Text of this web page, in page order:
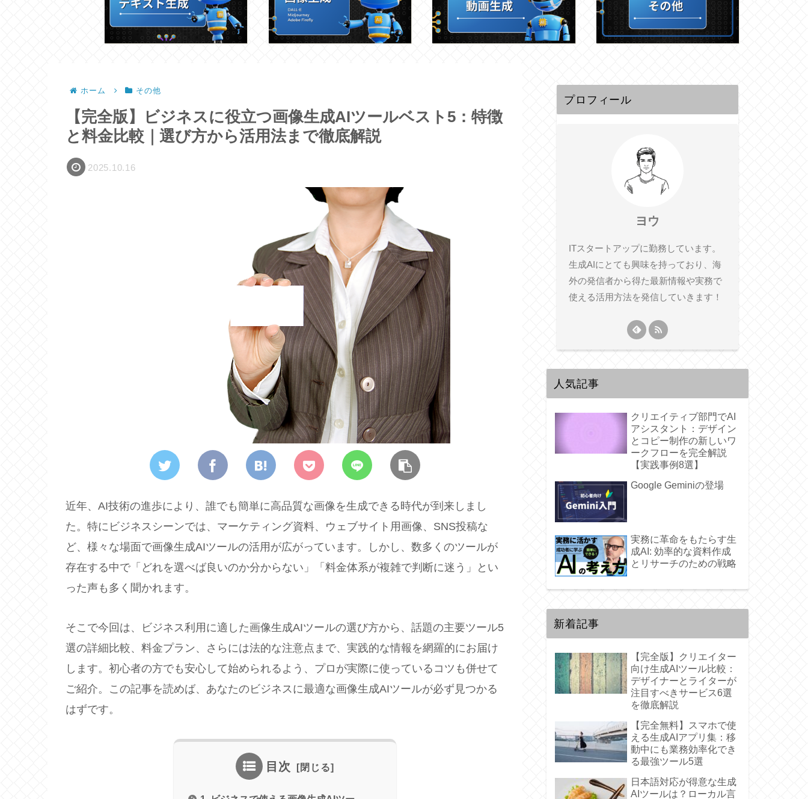
ホーム その他
【完全版】ビジネスに役立つ画像生成AIツールベスト5：特徴
と料金比較｜選び方から活用法まで徹底解説
2025.10.16
近年、AI技術の進歩により、誰でも簡単に高品質な画像を生成できる時代が到来しまし
た。特にビジネスシーンでは、マーケティング資料、ウェブサイト用画像、SNS投稿な
ど、様々な場面で画像生成AIツールの活用が広がっています。しかし、数多くのツールが
存在する中で「どれを選べば良いのか分からない」「料金体系が複雑で判断に迷う」とい
った声も多く聞かれます。
そこで今回は、ビジネス利用に適した画像生成AIツールの選び方から、話題の主要ツール5
選の詳細比較、料金プラン、さらには法的な注意点まで、実践的な情報を網羅的にお届け
します。初心者の方でも安心して始められるよう、プロが実際に使っているコツも併せて
ご紹介。この記事を読めば、あなたのビジネスに最適な画像生成AIツールが必ず見つかる
はずです。
目次
プロフィール
ヨウ
ITスタートアップに勤務しています。
生成AIにとても興味を持っており、海
外の発信者から得た最新情報や実務で
使える活用方法を発信していきます！
人気記事
クリエイティブ部門でAI
アシスタント：デザイン
とコピー制作の新しいワ
ークフローを完全解説
【実践事例8選】
Google Geminiの登場
実務に革命をもたらす生
成AI: 効率的な資料作成
とリサーチのための戦略
新着記事
【完全版】クリエイター
向け生成AIツール比較：
デザイナーとライターが
注目すべきサービス6選
を徹底解説
【完全無料】スマホで使
える生成AIアプリ集：移
動中にも業務効率化でき
る最強ツール5選
日本語対応が得意な生成
AIツールは？ローカル言